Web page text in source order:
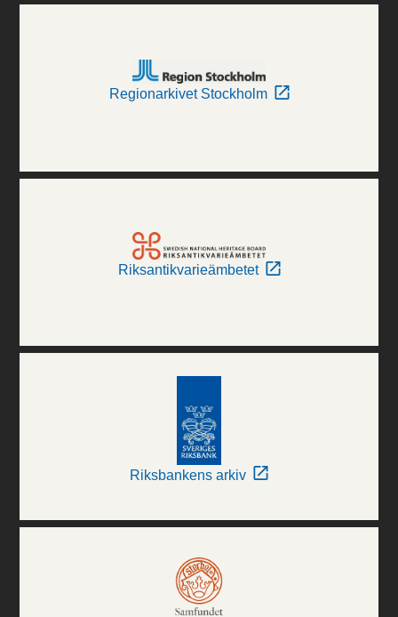
Regionarkivet Stockholm
Riksantikvarieämbetet
Riksbankens arkiv